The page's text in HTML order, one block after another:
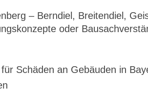
– Berndiel, Breitendiel,
oder
Schäden an Gebäuden in